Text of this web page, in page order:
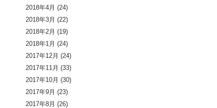
2018年4月 (24)
2018年3月 (22)
2018年2月 (19)
2018年1月 (24)
2017年12月 (24)
2017年11月 (33)
2017年10月 (30)
2017年9月 (23)
2017年8月 (26)